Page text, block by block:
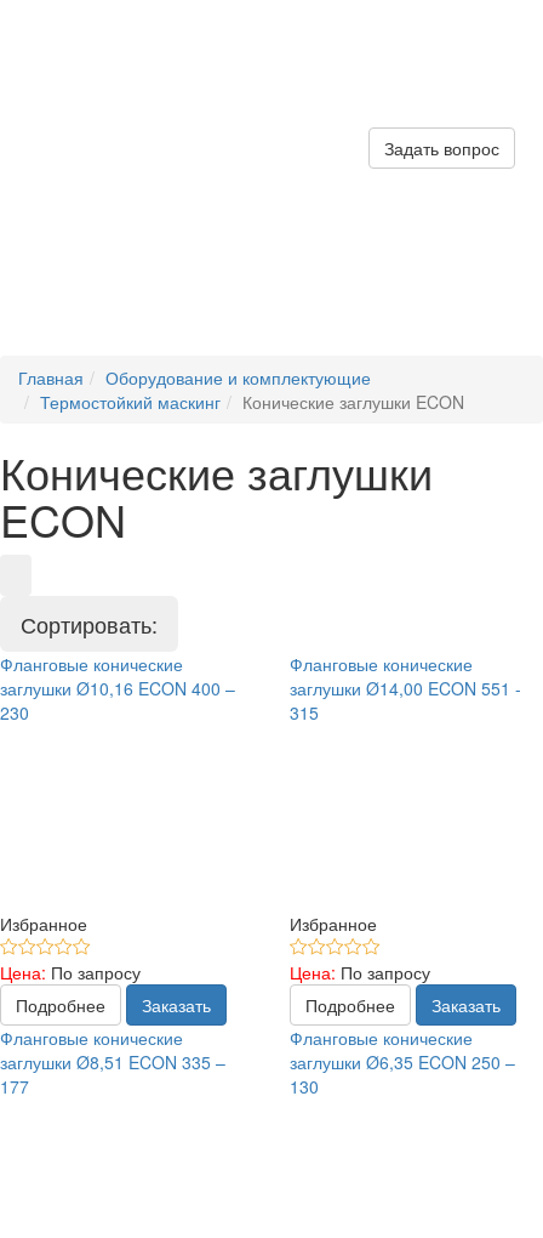
Задать вопрос
Главная
Оборудование и комплектующие
Термостойкий маскинг
Конические заглушки ECON
Конические заглушки
ECON
Сортировать:
Фланговые конические
заглушки Ø10,16 ECON 400 –
230
Избранное
Цена: По запросу
Подробнее
Заказать
Фланговые конические
заглушки Ø14,00 ECON 551 -
315
Избранное
Цена: По запросу
Подробнее
Заказать
Фланговые конические
заглушки Ø8,51 ECON 335 –
177
Фланговые конические
заглушки Ø6,35 ECON 250 –
130